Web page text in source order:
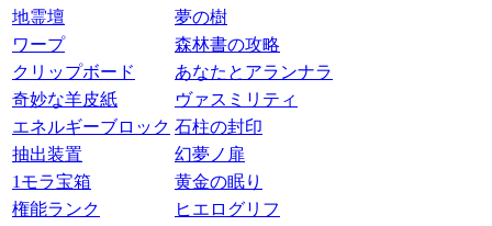
地霊壇
夢の樹
ワープ
森林書の攻略
クリップボード
あなたとアランナラ
奇妙な羊皮紙
ヴァスミリティ
エネルギーブロック 石柱の封印
抽出装置
幻夢ノ扉
1モラ宝箱
黄金の眠り
権能ランク
ヒエログリフ